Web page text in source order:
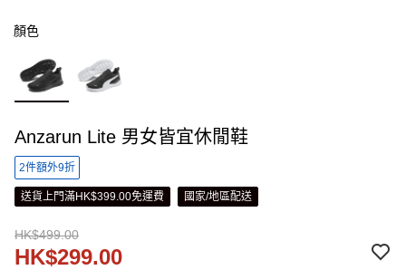
顏色
Anzarun Lite 男女皆宜休閒鞋
2件額外9折
送貨上門滿HK$399.00免運費 國家/地區配送
HK$499.00
HK$299.00